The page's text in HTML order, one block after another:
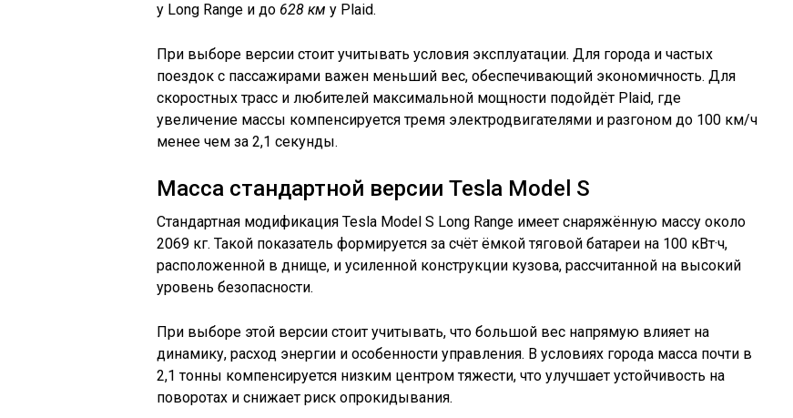
у Long Range и до 628 км у Plaid.
При выборе версии стоит учитывать условия эксплуатации. Для города и частых
поездок с пассажирами важен меньший вес, обеспечивающий экономичность. Для
скоростных трасс и любителей максимальной мощности подойдёт Plaid, где
увеличение массы компенсируется тремя электродвигателями и разгоном до 100 км/ч
менее чем за 2,1 секунды.
Масса стандартной версии Tesla Model S
Стандартная модификация Tesla Model S Long Range имеет снаряжённую массу около
2069 кг. Такой показатель формируется за счёт ёмкой тяговой батареи на 100 кВт·ч,
расположенной в днище, и усиленной конструкции кузова, рассчитанной на высокий
уровень безопасности.
При выборе этой версии стоит учитывать, что большой вес напрямую влияет на
динамику, расход энергии и особенности управления. В условиях города масса почти в
2,1 тонны компенсируется низким центром тяжести, что улучшает устойчивость на
поворотах и снижает риск опрокидывания.